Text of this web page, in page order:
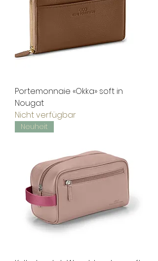
Portemonnaie «Okka» soft in
Nougat
Nicht verfügbar
Neuheit